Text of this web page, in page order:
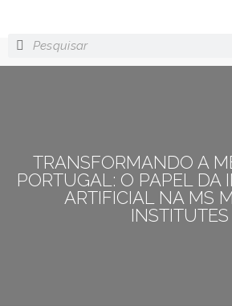
TRANSFORMANDO A
PORTUGAL: O PAPEL DA
ARTIFICIAL NA MS
INSTITUTES